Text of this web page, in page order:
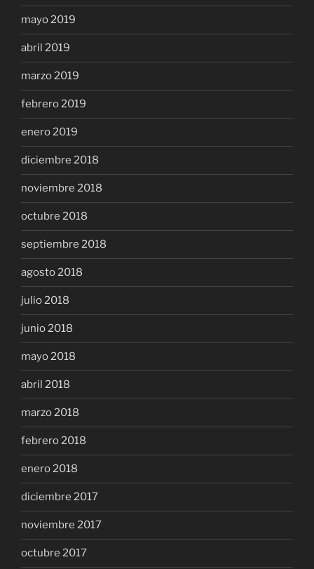
mayo 2019
abril 2019
marzo 2019
febrero 2019
enero 2019
diciembre 2018
noviembre 2018
octubre 2018
septiembre 2018
agosto 2018
julio 2018
junio 2018
mayo 2018
abril 2018
marzo 2018
febrero 2018
enero 2018
diciembre 2017
noviembre 2017
octubre 2017